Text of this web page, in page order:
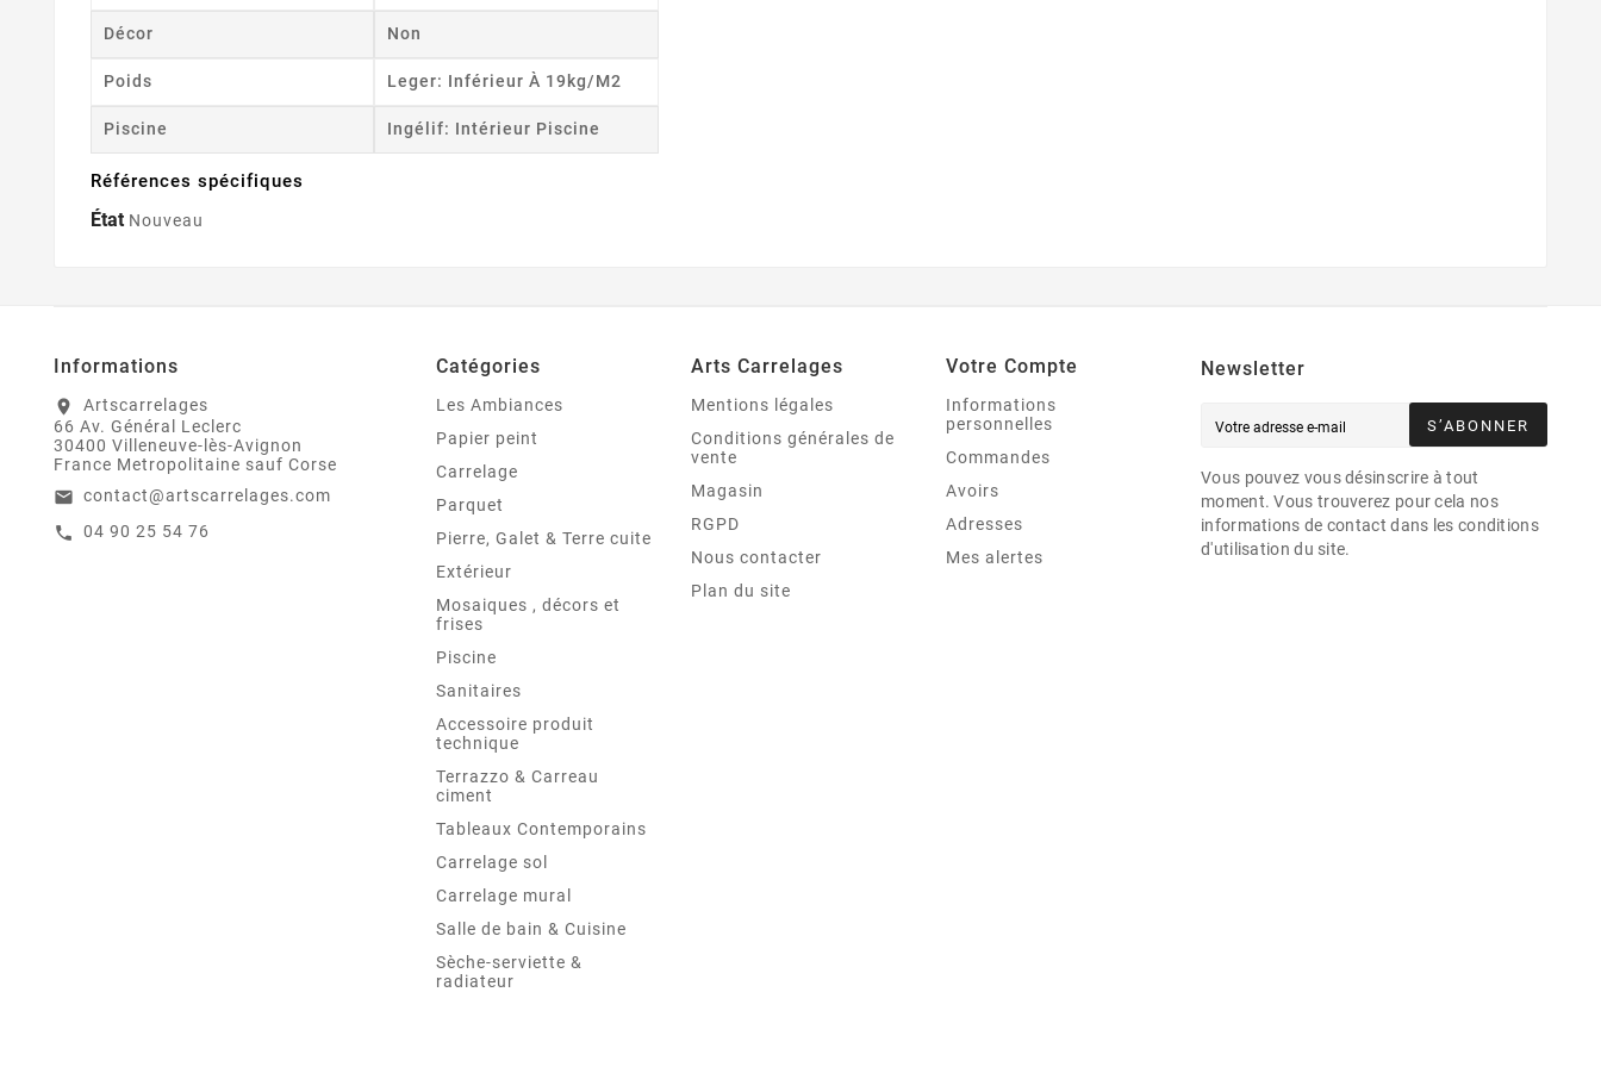
Décor Non
Poids Leger: Inférieur À 19kg/m2
Piscine Ingélif: Intérieur Piscine
Références spécifiques
État Nouveau
Informations
location_on
Artscarrelages
66 Av. Général Leclerc
30400 Villeneuve-lès-Avignon
France Metropolitaine sauf Corse
email contact@artscarrelages.com
call 04 90 25 54 76
Catégories
Les Ambiances
Papier peint
Carrelage
Parquet
Pierre, Galet & Terre cuite
Extérieur
Mosaiques , décors et
frises
Piscine
Sanitaires
Accessoire produit
technique
Terrazzo & Carreau
ciment
Tableaux Contemporains
Carrelage sol
Carrelage mural
Salle de bain & Cuisine
Sèche-serviette &
radiateur
Arts Carrelages
Mentions légales
Conditions générales de
vente
Magasin
RGPD
Nous contacter
Plan du site
Votre Compte
Informations
personnelles
Commandes
Avoirs
Adresses
Mes alertes
Newsletter
S’ABONNER
Vous pouvez vous désinscrire à tout
moment. Vous trouverez pour cela nos
informations de contact dans les conditions
d'utilisation du site.